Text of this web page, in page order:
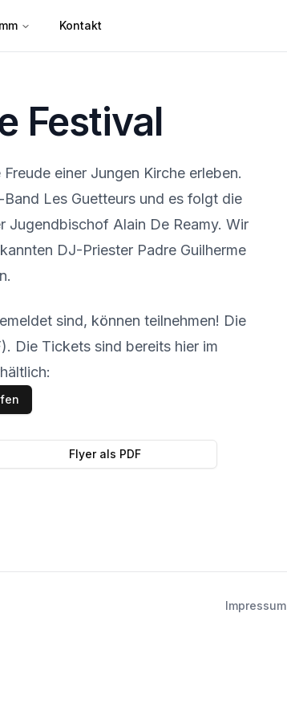
Kontakt
Festival
einer Jungen Kirche erleben.
Les Guetteurs und es folgt die
Jugendbischof Alain De Reamy. Wir
DJ-Priester Padre Guilherme
sind, können teilnehmen! Die
Die Tickets sind bereits hier im
Flyer als PDF
Impressum